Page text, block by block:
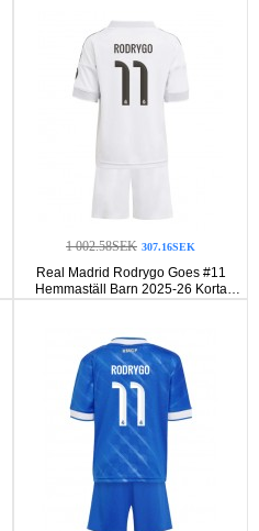
1 002.58SEK 307.16SEK
Real Madrid Rodrygo Goes #11
Hemmaställ Barn 2025-26 Korta
ärmar (+ Korta byxor)